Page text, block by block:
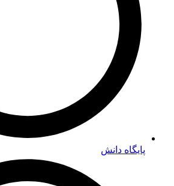
پایگاه دانش